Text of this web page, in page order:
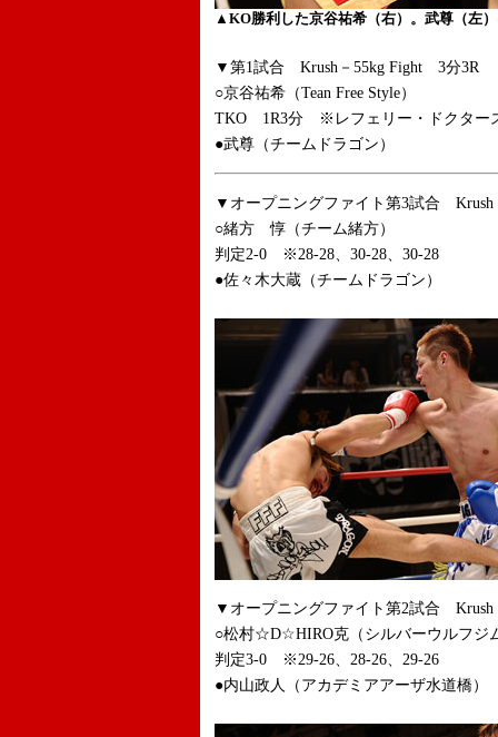
▲KO勝利した京谷祐希（右）。武尊（左
▼第1試合 Krush－55kg Fight 3分3R
○京谷祐希（Tean Free Style）
TKO 1R3分 ※レフェリー・ドクター
●武尊（チームドラゴン）
▼オープニングファイト第3試合
○緒方 惇（チーム緒方）
判定2-0 ※28-28、30-28、30-28
●佐々木大蔵（チームドラゴン）
▼オープニングファイト第2試合
○松村☆D☆HIRO克（シルバーウルフジ
判定3-0 ※29-26、28-26、29-26
●内山政人（アカデミアアーザ水道橋）